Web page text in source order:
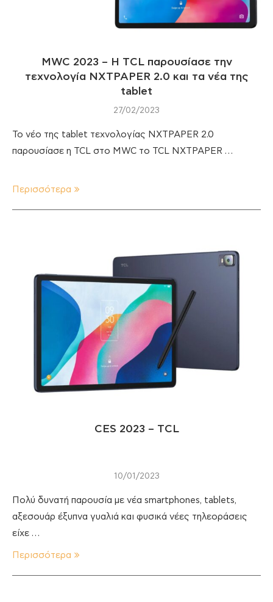
MWC 2023 – Η TCL παρουσίασε την
τεχνολογία ΝΧΤPAPER 2.0 και τα νέα της
tablet
27/02/2023
To νέο της tablet τεχνολογίας NXTPAPER 2.0
παρουσίασε η TCL στο MWC το TCL NXTPAPER …
Περισσότερα
CES 2023 – TCL
10/01/2023
Πολύ δυνατή παρουσία με νέα smartphones, tablets,
αξεσουάρ έξυπνα γυαλιά και φυσικά νέες τηλεοράσεις
είχε …
Περισσότερα